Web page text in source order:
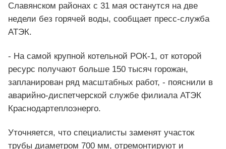
Славянском районах с 31 мая останутся на две
недели без горячей воды, сообщает пресс-служба
АТЭК.
- На самой крупной котельной РОК-1, от которой
ресурс получают больше 150 тысяч горожан,
запланирован ряд масштабных работ, - пояснили в
аварийно-диспетчерской службе филиала АТЭК
Краснодартеплоэнерго.
Уточняется, что специалисты заменят участок
трубы диаметром 700 мм, отремонтируют и